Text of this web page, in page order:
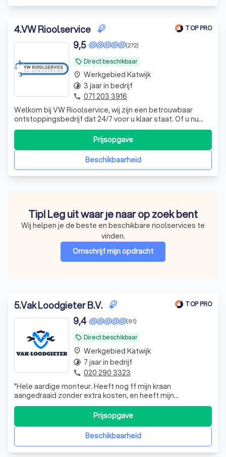
4.VW Rioolservice TOP PRO
local_offer Direct beschikbaar
(272)
9,5
Welkom bij VW Rioolservice, wij zijn een betrouwbaar
ontstoppingsbedrijf dat 24/7 voor u klaar staat. Of u nu
problemen ondervindt met een verstopte keukenafvoer,
douche of toilet, wij hebben de kennis, ervaring en
materialen om dit snel op te lossen. Buiten ontstoppingen
om kunnen wij u ook van dieBeschikbaarheid
Prijsopgave
place Werkgebied Katwijk
timelapse 3 jaar in bedrijf
phone 071 203 3916
Tip! Leg uit waar je naar op zoek bent
Wij helpen je de beste en beschikbare rioolservices te
vinden.
Omschrijf mijn opdracht
5.Vak Loodgieter B.V. TOP PRO
local_offer Direct beschikbaar
(91)
9,4
"Hele aardige monteur. Heeft nog ff mijn kraan
aangedraaid zonder extra kosten, en heeft mijn
verstopping waar ik voor belde binnen no time verholpen.
Goede service waren binnen 45 minuten op locatie. Zeker
voor herhaling vatbaar
Beschikbaarheid
Prijsopgave
place Werkgebied Katwijk
timelapse 7 jaar in bedrijf
phone 020 290 3323